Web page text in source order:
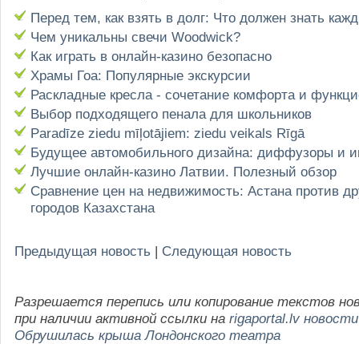
Перед тем, как взять в долг: Что должен знать
Чем уникальны свечи Woodwick?
Как играть в онлайн-казино безопасно
Храмы Гоа: Популярные экскурсии
Раскладные кресла - сочетание комфорта и
Выбор подходящего пенала для школьников
Paradīze ziedu mīļotājiem: ziedu veikals Rīgā
Будущее автомобильного дизайна: диффузоры и
Лучшие онлайн-казино Латвии. Полезный обзор
Сравнение цен на недвижимость: Астана против
городов Казахстана
Предыдущая новость | Следующая новость
Разрешается перепись или копирование текстов
при наличии активной ссылки на rigaportal.lv новости
Обрушилась крыша Лондонского театра